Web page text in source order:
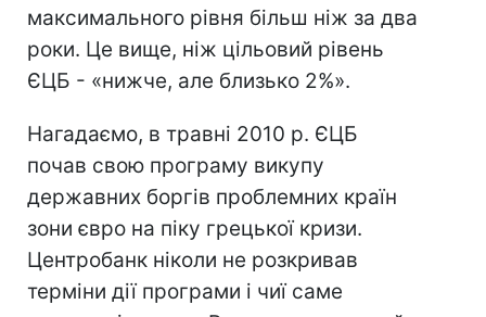
максимального рівня більш ніж за два
роки. Це вище, ніж цільовий рівень
ЄЦБ - «нижче, але близько 2%».
Нагадаємо, в травні 2010 р. ЄЦБ
почав свою програму викупу
державних боргів проблемних країн
зони євро на піку грецької кризи.
Центробанк ніколи не розкривав
терміни дії програми і чиї саме